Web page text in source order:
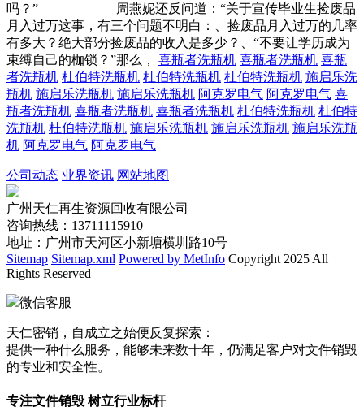
吗？” 周燕妮还反问道：“关于宣传毕业生捡废品
月入过万这事，有三个问题不明白：、捡废品月入过万的几率
有多大？绝大部分捡废品的收入是多少？、“不要让学历成为
束缚自己的枷锁？”那么， 喜瓶者洗瓶机 喜瓶者洗瓶机 喜瓶
者洗瓶机 杜伯特洗瓶机 杜伯特洗瓶机 杜伯特洗瓶机 施启乐洗
瓶机 施启乐洗瓶机 施启乐洗瓶机 阿克罗电气 阿克罗电气 喜
瓶者洗瓶机 喜瓶者洗瓶机 喜瓶者洗瓶机 杜伯特洗瓶机 杜伯特
洗瓶机 杜伯特洗瓶机 施启乐洗瓶机 施启乐洗瓶机 施启乐洗瓶
机 阿克罗电气 阿克罗电气
公司动态 业界资讯 网站地图
广州天仁再生资源回收有限公司
咨询热线：13711115910
地址：广州市天河区小新塘横圳路10号
Sitemap Sitemap.xml Powered by MetInfo Copyright 2025 All
Rights Reserved
微信客服
天仁密销，自成立之始便反复探索：
提供一种什么服务，能够未来数十年，仍满足客户对文件销毁
的专业和安全性。
专注文件销毁 树立行业标杆